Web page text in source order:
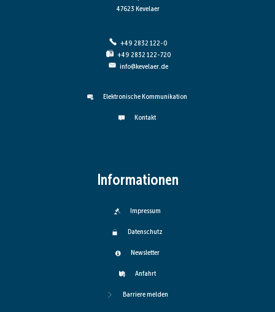
47623 Kevelaer
+49 2832 122-0
+49 2832 122-720
info@kevelaer.de
Elektronische Kommunikation
Kontakt
Informationen
Impressum
Datenschutz
Newsletter
Anfahrt
Barriere melden